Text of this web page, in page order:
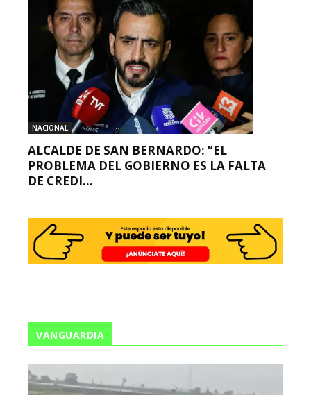
NACIONAL
ALCALDE DE SAN BERNARDO: “EL
PROBLEMA DEL GOBIERNO ES LA FALTA
DE CREDI...
VANGUARDIA